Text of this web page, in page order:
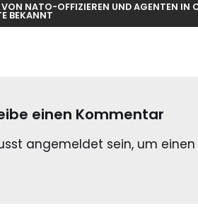
VON NATO-OFFIZIEREN UND AGENTEN
BEKANNT
einen Kommentar
angemeldet sein, um